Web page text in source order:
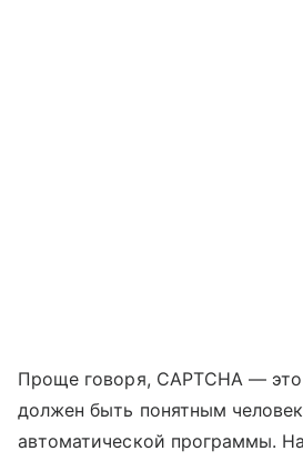
Проще говоря, CAPTCHA —
должен быть понятным
автоматической программы.